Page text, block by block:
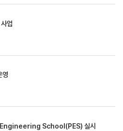
업
영
Engineering School(PES) 실시